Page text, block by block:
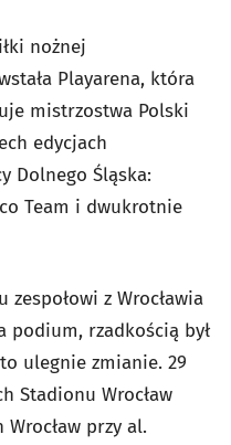
nożnej
Playarena, która
mistrzostwa Polski
edycjach
Dolnego Śląska:
Team i dwukrotnie
zespołowi z Wrocławia
podium, rzadkością był
ulegnie zmianie. 29
Stadionu Wrocław
przy al.